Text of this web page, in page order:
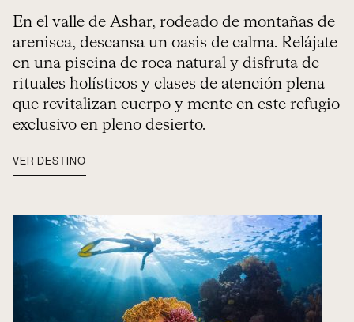
En el valle de Ashar, rodeado de montañas de
arenisca, descansa un oasis de calma. Relájate
en una piscina de roca natural y disfruta de
rituales holísticos y clases de atención plena
que revitalizan cuerpo y mente en este refugio
exclusivo en pleno desierto.
VER DESTINO